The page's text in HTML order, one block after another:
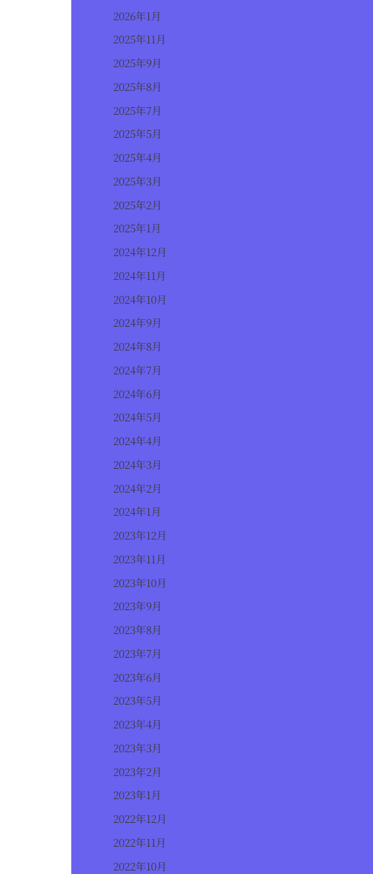
2026年1月
2025年11月
2025年9月
2025年8月
2025年7月
2025年5月
2025年4月
2025年3月
2025年2月
2025年1月
2024年12月
2024年11月
2024年10月
2024年9月
2024年8月
2024年7月
2024年6月
2024年5月
2024年4月
2024年3月
2024年2月
2024年1月
2023年12月
2023年11月
2023年10月
2023年9月
2023年8月
2023年7月
2023年6月
2023年5月
2023年4月
2023年3月
2023年2月
2023年1月
2022年12月
2022年11月
2022年10月